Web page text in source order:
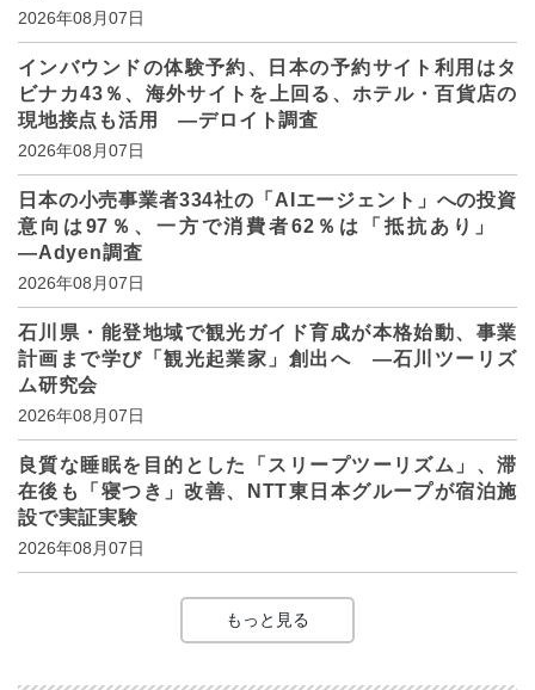
2026年08月07日
インバウンドの体験予約、日本の予約サイト利用はタ
ビナカ43％、海外サイトを上回る、ホテル・百貨店の
現地接点も活用 ―デロイト調査
2026年08月07日
日本の小売事業者334社の「AIエージェント」への投資
意向は97％、一方で消費者62％は「抵抗あり」
―Adyen調査
2026年08月07日
石川県・能登地域で観光ガイド育成が本格始動、事業
計画まで学び「観光起業家」創出へ ―石川ツーリズ
ム研究会
2026年08月07日
良質な睡眠を目的とした「スリープツーリズム」、滞
在後も「寝つき」改善、NTT東日本グループが宿泊施
設で実証実験
2026年08月07日
もっと見る